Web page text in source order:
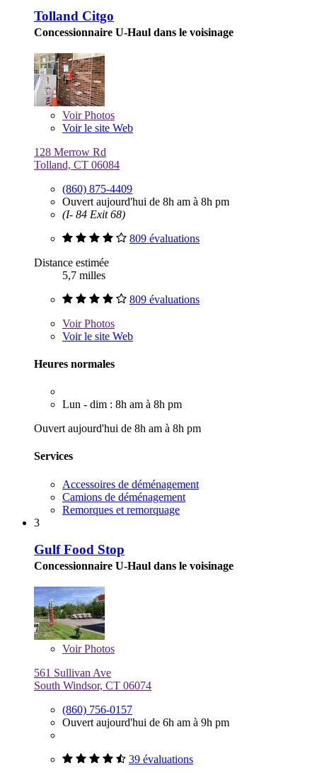
Tolland Citgo
Concessionnaire U-Haul dans le voisinage
VoirPhotos
Voir le site Web
128 Merrow Rd
Tolland, CT 06084
(860) 875-4409
Ouvert aujourd'hui de 8h am à 8h pm
(I- 84 Exit 68)
809 évaluations
Distance estimée
5,7 milles
809 évaluations
VoirPhotos
Voir le site Web
Heures normales
Lun - dim : 8h am à 8h pm
Ouvert aujourd'hui de 8h am à 8h pm
Services
Accessoires de déménagement
Camions de déménagement
Remorques et remorquage
3
Gulf Food Stop
Concessionnaire U-Haul dans le voisinage
VoirPhotos
561 Sullivan Ave
South Windsor, CT 06074
(860) 756-0157
Ouvert aujourd'hui de 6h am à 9h pm
39 évaluations